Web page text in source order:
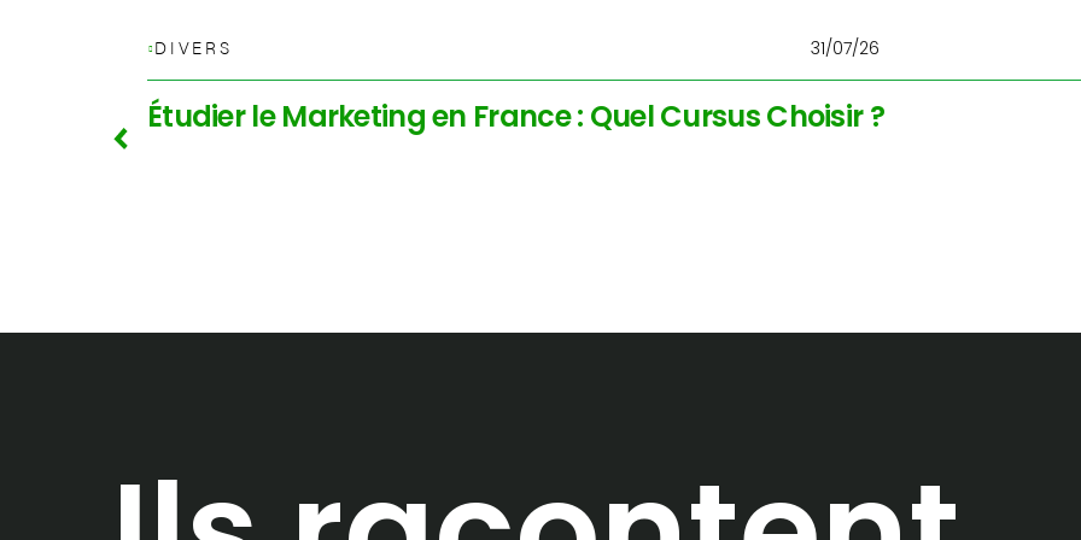
DIVERS 31/07/26
Étudier le Marketing en France : Quel Cursus Choisir ?